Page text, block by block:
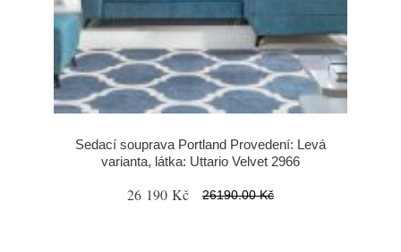
Sedací souprava Portland Provedení: Levá
varianta, látka: Uttario Velvet 2966
26 190 Kč 26190.00 Kč